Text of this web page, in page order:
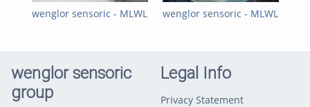
wenglor sensoric - MLWL
GmbH & Co. KG
wenglor sensoric - MLWL
with Nordfels_EN
mit
wenglor sensoric
group
Legal Info
Privacy Statement